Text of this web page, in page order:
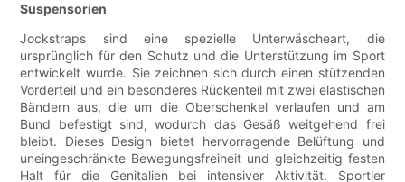
Suspensorien
Jockstraps sind eine spezielle Unterwäscheart, die
ursprünglich für den Schutz und die Unterstützung im Sport
entwickelt wurde. Sie zeichnen sich durch einen stützenden
Vorderteil und ein besonderes Rückenteil mit zwei elastischen
Bändern aus, die um die Oberschenkel verlaufen und am
Bund befestigt sind, wodurch das Gesäß weitgehend frei
bleibt. Dieses Design bietet hervorragende Belüftung und
uneingeschränkte Bewegungsfreiheit und gleichzeitig festen
Halt für die Genitalien bei intensiver Aktivität. Sportler